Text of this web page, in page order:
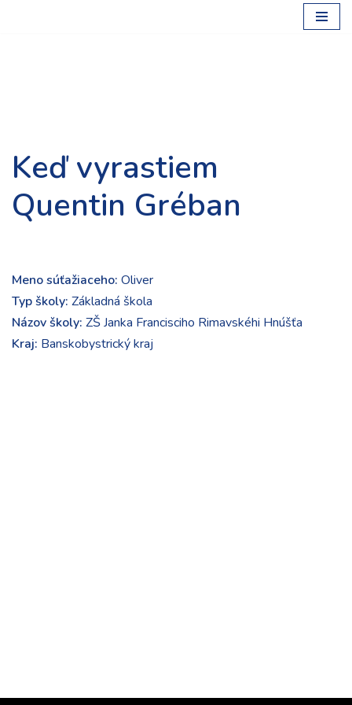
Keď vyrastiem
Quentin Gréban
Meno súťažiaceho: Oliver
Typ školy: Základná škola
Názov školy: ZŠ Janka Francisciho Rimavskéhi Hnúšťa
Kraj: Banskobystrický kraj